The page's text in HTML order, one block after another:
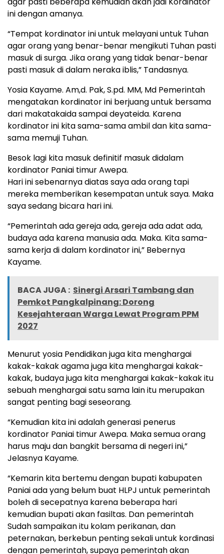
ini dengan amanya.
“Tempat kordinator ini untuk melayani untuk Tuhan
agar orang yang benar-benar mengikuti Tuhan pasti
masuk di surga. Jika orang yang tidak benar-benar
pasti masuk di dalam neraka iblis,” Tandasnya.
Yosia Kayame. Am,d. Pak, S.pd. MM, Md Pemerintah
mengatakan kordinator ini berjuang untuk bersama
dari makatakaida sampai deyateida. Karena
kordinator ini kita sama-sama ambil dan kita sama-
sama memuji Tuhan.
Besok lagi kita masuk definitif masuk didalam
kordinator Paniai timur Awepa.
Hari ini sebenarnya diatas saya ada orang tapi
mereka memberikan kesempatan untuk saya. Maka
saya sedang bicara hari ini.
“Pemerintah ada gereja ada, gereja ada adat ada,
budaya ada karena manusia ada. Maka. Kita sama-
sama kerja di dalam kordinator ini,” Bebernya
Kayame.
BACA JUGA : Sinergi Arsari Tambang dan
Pemkot Pangkalpinang: Dorong
Kesejahteraan Warga Lewat Program PPM
2027
Menurut yosia Pendidikan juga kita menghargai
kakak-kakak agama juga kita menghargai kakak-
kakak, budaya juga kita menghargai kakak-kakak itu
sebuah menghargai satu sama lain itu merupakan
sangat penting bagi seseorang.
“Kemudian kita ini adalah generasi penerus
kordinator Paniai timur Awepa. Maka semua orang
harus maju dan bangkit bersama di negeri ini,”
Jelasnya Kayame.
“Kemarin kita bertemu dengan bupati kabupaten
Paniai ada yang belum buat HLPJ untuk pemerintah
boleh di secepatnya karena beberapa hari
kemudian bupati akan fasiltas. Dan pemerintah
Sudah sampaikan itu kolam perikanan, dan
peternakan, berkebun penting sekali untuk kordinasi
dengan pemerintah, supaya pemerintah akan